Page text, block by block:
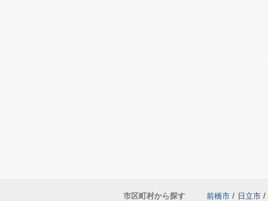
市区町村から探す 前橋市 / 日立市 /